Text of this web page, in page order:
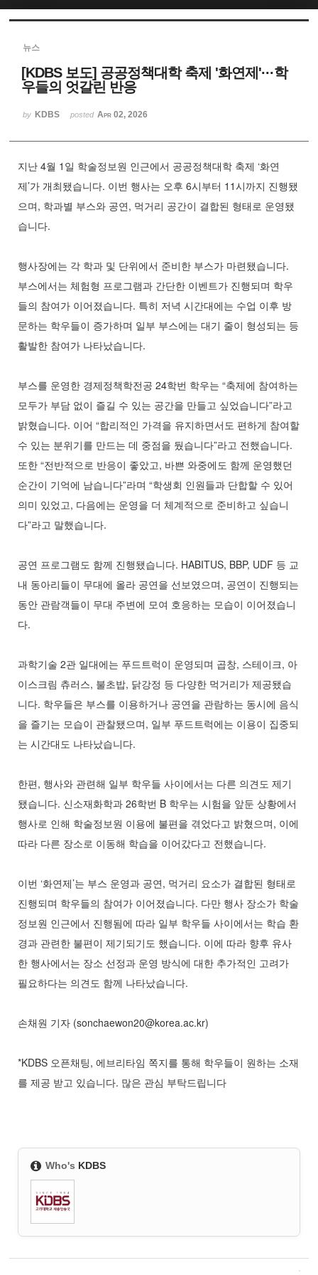
뉴스
[KDBS 보도] 공공정책대학 축제 '화연제'···학
우들의 엇갈린 반응
by KDBS posted Apr 02, 2026
지난 4월 1일 학술정보원 인근에서 공공정책대학 축제 ‘화연
제’가 개최됐습니다. 이번 행사는 오후 6시부터 11시까지 진행됐
으며, 학과별 부스와 공연, 먹거리 공간이 결합된 형태로 운영됐
습니다.
행사장에는 각 학과 및 단위에서 준비한 부스가 마련됐습니다.
부스에서는 체험형 프로그램과 간단한 이벤트가 진행되며 학우
들의 참여가 이어졌습니다. 특히 저녁 시간대에는 수업 이후 방
문하는 학우들이 증가하며 일부 부스에는 대기 줄이 형성되는 등
활발한 참여가 나타났습니다.
부스를 운영한 경제정책학전공 24학번 학우는 “축제에 참여하는
모두가 부담 없이 즐길 수 있는 공간을 만들고 싶었습니다”라고
밝혔습니다. 이어 “합리적인 가격을 유지하면서도 편하게 참여할
수 있는 분위기를 만드는 데 중점을 뒀습니다”라고 전했습니다.
또한 “전반적으로 반응이 좋았고, 바쁜 와중에도 함께 운영했던
순간이 기억에 남습니다”라며 “학생회 인원들과 단합할 수 있어
의미 있었고, 다음에는 운영을 더 체계적으로 준비하고 싶습니
다”라고 말했습니다.
공연 프로그램도 함께 진행됐습니다. HABITUS, BBP, UDF 등 교
내 동아리들이 무대에 올라 공연을 선보였으며, 공연이 진행되는
동안 관람객들이 무대 주변에 모여 호응하는 모습이 이어졌습니
다.
과학기술 2관 일대에는 푸드트럭이 운영되며 곱창, 스테이크, 아
이스크림 츄러스, 불초밥, 닭강정 등 다양한 먹거리가 제공됐습
니다. 학우들은 부스를 이용하거나 공연을 관람하는 동시에 음식
을 즐기는 모습이 관찰됐으며, 일부 푸드트럭에는 이용이 집중되
는 시간대도 나타났습니다.
한편, 행사와 관련해 일부 학우들 사이에서는 다른 의견도 제기
됐습니다. 신소재화학과 26학번 B 학우는 시험을 앞둔 상황에서
행사로 인해 학술정보원 이용에 불편을 겪었다고 밝혔으며, 이에
따라 다른 장소로 이동해 학습을 이어갔다고 전했습니다.
이번 ‘화연제’는 부스 운영과 공연, 먹거리 요소가 결합된 형태로
진행되며 학우들의 참여가 이어졌습니다. 다만 행사 장소가 학술
정보원 인근에서 진행됨에 따라 일부 학우들 사이에서는 학습 환
경과 관련한 불편이 제기되기도 했습니다. 이에 따라 향후 유사
한 행사에서는 장소 선정과 운영 방식에 대한 추가적인 고려가
필요하다는 의견도 함께 나타났습니다.
손채원 기자 (sonchaewon20@korea.ac.kr)
*KDBS 오픈채팅, 에브리타임 쪽지를 통해 학우들이 원하는 소재
를 제공 받고 있습니다. 많은 관심 부탁드립니다
Who's KDBS
Sketchbook5, 스케치북5
Sketchbook5, 스케치북5